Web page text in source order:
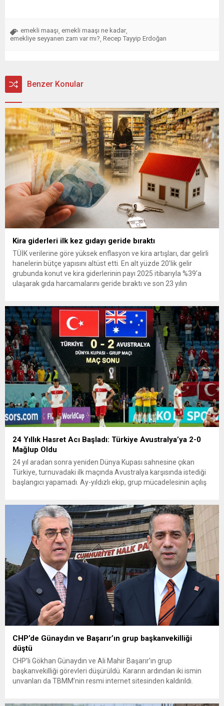
emekli maaşı emekli maaşı ne kadar
emekliye seyyanen zam var mı? Recep Tayyip Erdoğan
Benzer Konular
Kira giderleri ilk kez gıdayı geride bıraktı
TÜİK verilerine göre yüksek enflasyon ve kira artışları, dar gelirli
hanelerin bütçe yapısını altüst etti. En alt yüzde 20’lik gelir
grubunda konut ve kira giderlerinin payı 2025 itibarıyla %39’a
ulaşarak gıda harcamalarını geride bıraktı ve son 23 yılın
24 Yıllık Hasret Acı Başladı: Türkiye Avustralya’ya 2-0
Mağlup Oldu
24 yıl aradan sonra yeniden Dünya Kupası sahnesine çıkan
Türkiye, turnuvadaki ilk maçında Avustralya karşısında istediği
başlangıcı yapamadı. Ay-yıldızlı ekip, grup mücadelesinin açılış
itibaren iki takım da kontrollü bir oyun sergilerken, Avustralya
özellikle hızlı hücumlarla etkili olmaya...
CHP’de Günaydın ve Başarır’ın grup başkanvekilliği
düştü
CHP’li Gökhan Günaydın ve Ali Mahir Başarır’ın grup
başkanvekilliği görevleri düşürüldü. Kararın ardından iki ismin
unvanları da TBMM’nin resmi internet sitesinden kaldırıldı.